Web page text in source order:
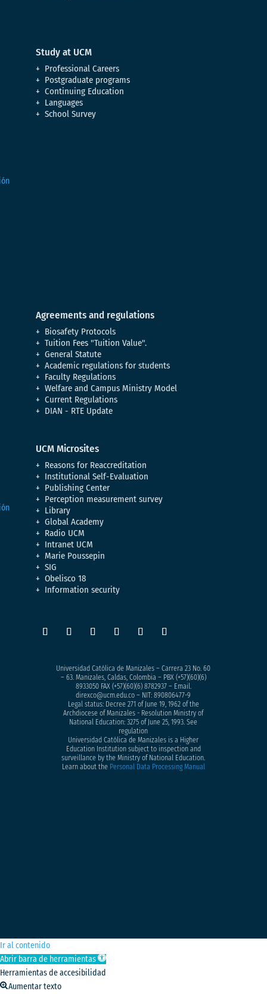
Study at UCM
Professional Careers
Postgraduate programs
Continuing Education
Languages
School Survey
Agreements and regulations
Biosafety Protocols
Tuition Fees "Tuition Value".
General Statute
Academic regulations for students
Faculty Regulations
Welfare and Campus Ministry Model
Current Regulations
DIAN - RTE Update
UCM Microsites
Reasons for Reaccreditation
Institutional Self-Evaluation
Publishing Center
Perception measurement survey
Library
Global Academy
Radio UCM
Intranet UCM
Marie Poussepin
SIG
Obelisco 18
Information security
Universidad Católica de Manizales – Carrera 23 No. 60
– 63. Manizales, Caldas, Colombia – PBX (+57)(60)(6)
8933050FAX (+57)(60)(6) 8782937 – Email.
direxco@ucm.edu.co – NIT: 890806477-9
Legal status: Decree 271 of June 19, 1962 of the
Archdiocese of Manizales - Resolution Ministry of
National Education: 3275 of June 25, 1993. See
regulation
Universidad Católica de Manizales is a Higher
Education Institution subject to inspection and
surveillance by the Ministry of National Education.
Learn about the Personal Data Processing Manual
Ir al contenido
Abrir barra de herramientas
Herramientas de accesibilidad
Aumentar texto